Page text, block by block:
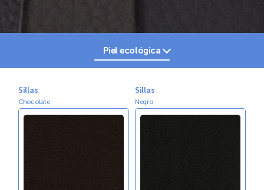
Piel
Piel ecológica
Tactopiel
Sillas
Chocolate
Sillas
Negro